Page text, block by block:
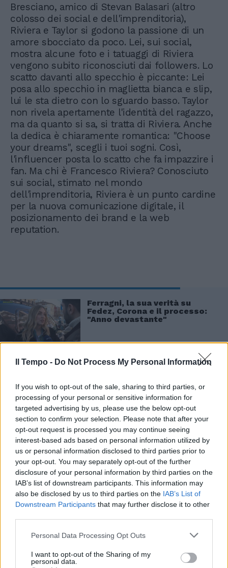
Il Tempo - Do Not Process My Personal Information
If you wish to opt-out of the sale, sharing to third parties, or
processing of your personal or sensitive information for
targeted advertising by us, please use the below opt-out
section to confirm your selection. Please note that after your
opt-out request is processed you may continue seeing
interest-based ads based on personal information utilized by
us or personal information disclosed to third parties prior to
your opt-out. You may separately opt-out of the further
disclosure of your personal information by third parties on the
IAB’s list of downstream participants. This information may
also be disclosed by us to third parties on the IAB’s List of
Downstream Participants that may further disclose it to other
Personal Data Processing Opt Outs
I want to opt-out of the Sharing of my
personal data.
Bresciano, amico di Stevan Balasari (altro
colosso dei social e dell'imprenditoria),
Riviera e Taylor si godono la passione di un
amore sbocciato da poco. Lei, sui social,
mostra alcune foto e i tatuaggi di Riviera
vengono subito riconosciuti dai followers. Lo
scatto davanti allo specchio è piccante: Lei
posa allo specchio in maglietta bianca e slip,
lui le sta dietro con lo sguardo basso. Taylor
non rivela apertamente l'identità del ragazzo,
ma da quanto si sa, si tratta di Riviera. Anche
la dedica è chiaramente romantica: "Choose
your dreams", scegli i tuoi sogni. Così,
l'influencer posta lo scatto che fa impazzire i
fan. Ma chi è Francesco Riviera? Conosciuto
sui social, stimato nel mondo
dell'imprenditoria, Riviera è un punto cardine
per la nuova comunicazione digitale, il
posizionamento dei brand e la web
reputation.
Ferragni, la sua verità su
Fedez, Corona e il processo:
"Anno devastante"